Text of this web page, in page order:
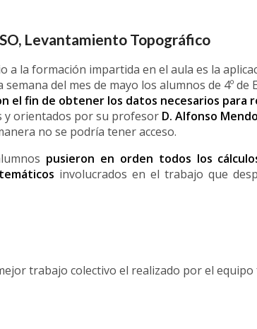
Levantamiento Topográfico
a la formación impartida en el aula es la
del mes de mayo los alumnos de 4º de
el fin de obtener los datos necesarios
y orientados por su profesor D. Alfonso Mendo
no se podría tener acceso.
pusieron en orden todos los
involucrados en el trabajo que
trabajo colectivo el realizado por el